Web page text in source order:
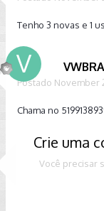
Tenho 3 novas e 1
Postado November
Chama no
Crie uma
Você precisar